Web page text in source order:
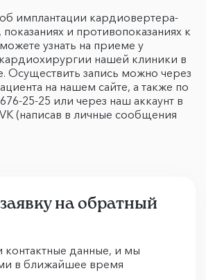
имплантации кардиовертера-
и противопоказаниях к
узнать на приеме у
нашей клиники в
Осуществить запись можно через
на нашем сайте, а также по
25-25 или через наш аккаунт в
(написав в личные сообщения
на обратный
контактные данные, и мы
в ближайшее время